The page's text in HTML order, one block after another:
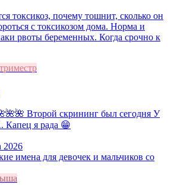
токсикоз, почему тошнит, сколько он
с токсикозом дома. Норма и
рвоты беременных. Когда срочно к
Второй скрининг был сегодня У
я рада 😁
2026